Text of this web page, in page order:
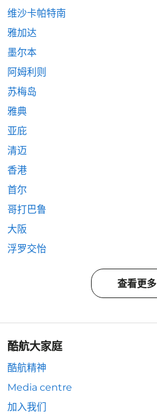
维沙卡帕特南
雅加达
墨尔本
阿姆利则
苏梅岛
雅典
亚庇
清迈
香港
首尔
哥打巴鲁
大阪
浮罗交怡
查看更多
酷航大家庭
酷航精神
Media centre
加入我们